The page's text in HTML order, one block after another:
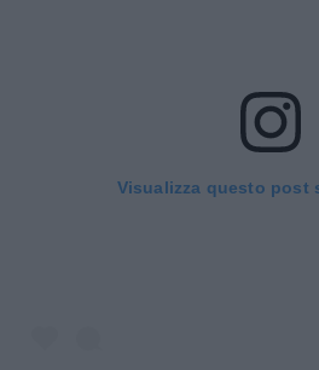
Visualizza questo post